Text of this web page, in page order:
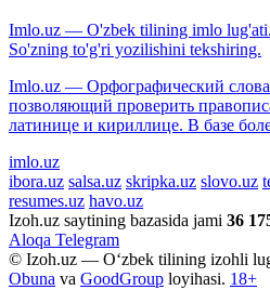
Imlo.uz — O'zbek tilining imlo lug'ati.
So'zning to'g'ri yozilishini tekshiring.
Imlo.uz — Орфографический
позволяющий проверить
латинице и кириллице. В базе
imlo.uz
ibora.uz salsa.uz skripka.uz slovo.uz
resumes.uz havo.uz
Izoh.uz saytining bazasida jami 36
Aloqa Telegram
© Izoh.uz — O‘zbek tilining izohli
Obuna va GoodGroup loyihasi. 18+